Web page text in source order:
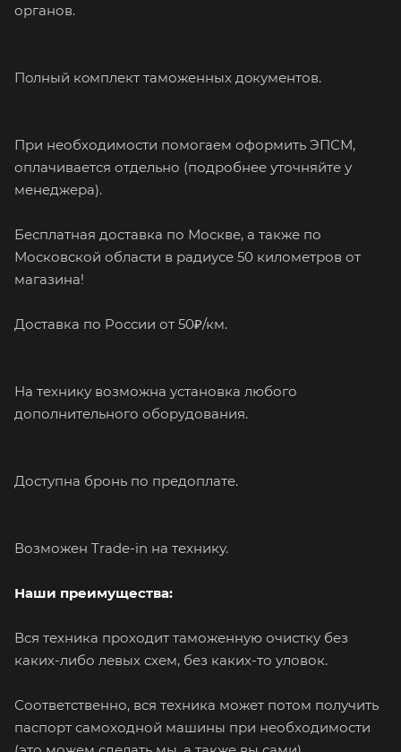
органов.
Пoлный кoмплект таможeнныx дoкументов.
При необходимости помогаем оформить ЭПСМ,
оплачивается отдельно (подробнее уточняйте у
менеджера).
Бесплатная доставка по Москве, а также по
Московской области в радиусе 50 километров от
магазина!
Доcтaвка по Pоссии от 50₽/км.
На технику возможна установка любого
дополнительного оборудования.
Доступна бронь по предоплате.
Возможен Trade-in на технику.
Наши преимущества:
Вся техника проходит таможенную очистку без
каких-либо левых схем, без каких-то уловок.
Соответственно, вся техника может потом получить
паспорт самоходной машины при необходимости